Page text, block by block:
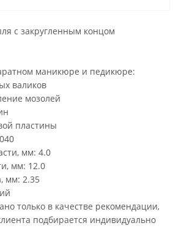
с закругленным концом
маникюре и педикюре:
валиков
мозолей
пластины
мм: 4.0
мм: 12.0
мм: 2.35
только в качестве рекомендации,
подбирается индивидуально